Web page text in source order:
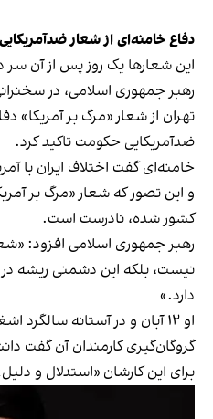
دفاع خامنه‌ای از شعار ضدآمریکایی
این شعارها یک روز پس از آن سر
رهبر جمهوری اسلامی، در
تهران از شعار «مرگ بر آمریکا»
ضدآمریکایی حکومت تاکید کرد.
خامنه‌ای گفت اختلاف ایران با
و این تصور که شعار «مرگ بر
کشور شده، نادرست است.
رهبر جمهوری اسلامی افزود:
نیست، بلکه این دشمنی ریشه در
دارد.»
او ۱۲ آبان و در آستانه
گروگان‌گیری کارمندان آن گفت
برای این کارشان «استدلال و